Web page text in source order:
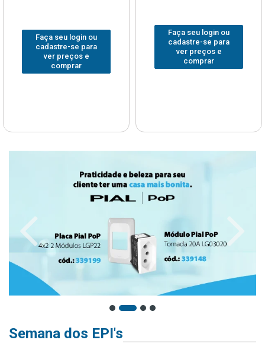
Faça seu login ou
cadastre-se para
ver preços e
comprar
Faça seu login ou
cadastre-se para
ver preços e
comprar
Semana dos EPI's